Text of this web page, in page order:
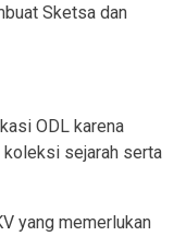
Sketsa dan
ODL karena
koleksi sejarah serta
yang memerlukan